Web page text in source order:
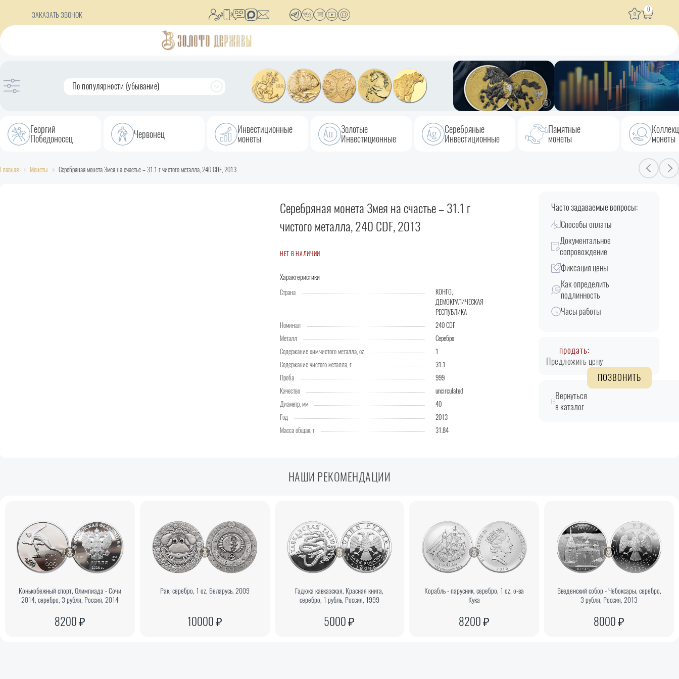
ЗАКАЗАТЬ ЗВОНОК 0
0
По популярности (убывание)
Георгий
Победоносец Червонец Инвестиционные
монеты
Золотые
Инвестиционные
Серебряные
Инвестиционные
Памятные
монеты монеты
Главная Монеты Серебряная монета Змея на счастье – 31.1 г чистого металла, 240 CDF, 2013
Серебряная монета Змея на счастье – 31.1 г
чистого металла, 240 CDF, 2013
НЕТ В НАЛИЧИИ
Характеристики
Страна
КОНГО,
ДЕМОКРАТИЧЕСКАЯ
РЕСПУБЛИКА
Номинал
240 CDF
Металл
Серебро
Содержание хим.чистого металла, oz
1
Содержание чистого металла, г
31.1
Проба
999
Качество
uncirculated
Диаметр, мм
40
Год
2013
Масса общая, г
31.84
Часто задаваемые вопросы:
Способы оплаты
Документальное
сопровождение
Фиксация цены
Как определить
подлинность
Часы работы
продать:
Предложить цену
ПОЗВОНИТЬ
Вернуться
в каталог
НАШИ РЕКОМЕНДАЦИИ
Конькобежный спорт, Олимпиада - Сочи
2014, серебро, 3 рубля, Россия, 2014
8200 ₽
Рак, серебро, 1 oz, Беларусь, 2009
10000 ₽
Гадюка кавказская, Красная книга,
серебро, 1 рубль, Россия, 1999
5000 ₽
Корабль - парусник, серебро, 1 oz, о-ва
Кука
8200 ₽
Введенский собор - Чебоксары, серебро,
3 рубля, Россия, 2013
8000 ₽